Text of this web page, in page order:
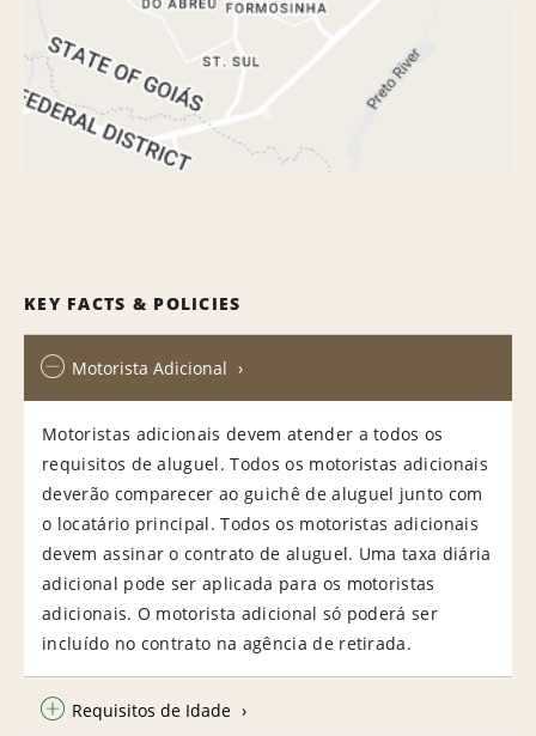
KEY FACTS & POLICIES
Motorista Adicional
Motoristas adicionais devem atender a todos os
requisitos de aluguel. Todos os motoristas adicionais
deverão comparecer ao guichê de aluguel junto com
o locatário principal. Todos os motoristas adicionais
devem assinar o contrato de aluguel. Uma taxa diária
adicional pode ser aplicada para os motoristas
adicionais. O motorista adicional só poderá ser
incluído no contrato na agência de retirada.
Requisitos de Idade